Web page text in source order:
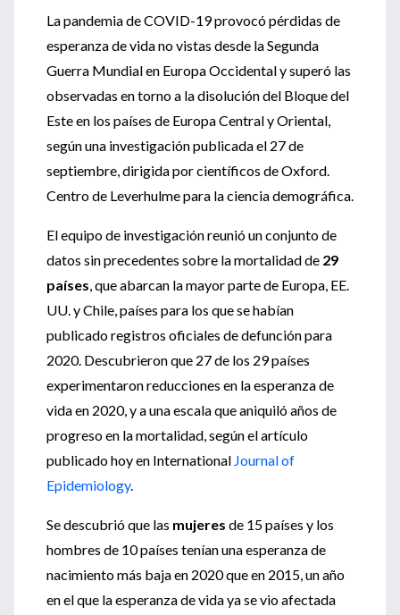
La pandemia de COVID-19 provocó pérdidas de
esperanza de vida no vistas desde la Segunda
Guerra Mundial en Europa Occidental y superó las
observadas en torno a la disolución del Bloque del
Este en los países de Europa Central y Oriental,
según una investigación publicada el 27 de
septiembre, dirigida por científicos de Oxford.
Centro de Leverhulme para la ciencia demográfica.
El equipo de investigación reunió un conjunto de
datos sin precedentes sobre la mortalidad de 29
países, que abarcan la mayor parte de Europa, EE.
UU. y Chile, países para los que se habían
publicado registros oficiales de defunción para
2020. Descubrieron que 27 de los 29 países
experimentaron reducciones en la esperanza de
vida en 2020, y a una escala que aniquiló años de
progreso en la mortalidad, según el artículo
publicado hoy en International Journal of
Epidemiology.
Se descubrió que las mujeres de 15 países y los
hombres de 10 países tenían una esperanza de
nacimiento más baja en 2020 que en 2015, un año
en el que la esperanza de vida ya se vio afectada